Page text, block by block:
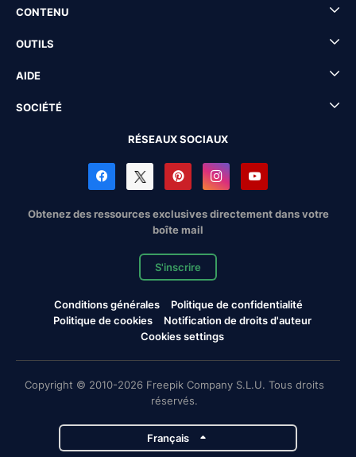
CONTENU
OUTILS
AIDE
SOCIÉTÉ
RÉSEAUX SOCIAUX
Obtenez des ressources exclusives directement dans votre
boîte mail
S'inscrire
Conditions générales
Politique de confidentialité
Politique de cookies
Notification de droits d'auteur
Cookies settings
Copyright © 2010-2026 Freepik Company S.L.U. Tous droits
réservés.
Français